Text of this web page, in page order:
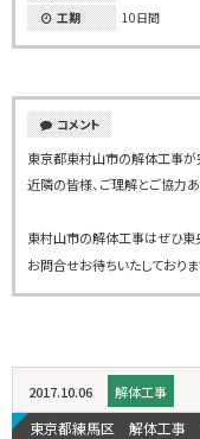
工期
10日間
コメント
東京都東村山市の解体工事が
近隣の皆様、ご理解とご協力あ
東村山市の解体工事はぜひ東
お問合せお待ちいたしておりま
2017.10.06 解体工事
東京都練馬区 解体工事 【